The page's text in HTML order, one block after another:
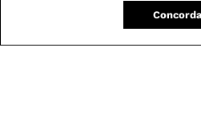
Troque na loja sem custo ou,
com até 2 trocas gratuitas.